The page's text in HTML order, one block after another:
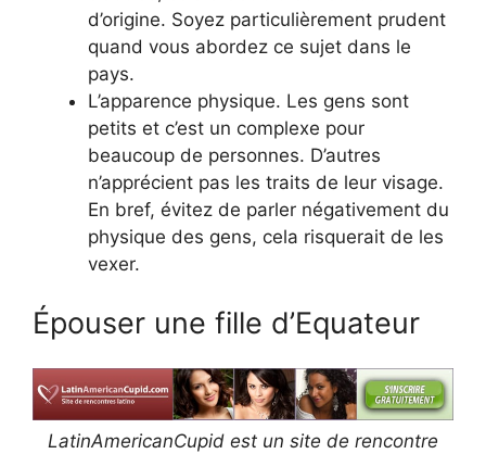
d’origine. Soyez particulièrement prudent
quand vous abordez ce sujet dans le
pays.
L’apparence physique. Les gens sont
petits et c’est un complexe pour
beaucoup de personnes. D’autres
n’apprécient pas les traits de leur visage.
En bref, évitez de parler négativement du
physique des gens, cela risquerait de les
vexer.
Épouser une fille d’Equateur
LatinAmericanCupid est un site de rencontre